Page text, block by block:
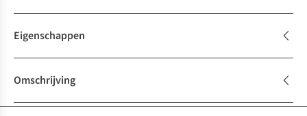
Eigenschappen
Omschrijving